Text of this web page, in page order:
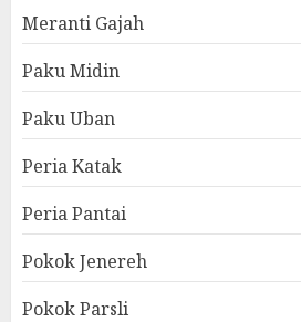
Meranti Gajah
Paku Midin
Paku Uban
Peria Katak
Peria Pantai
Pokok Jenereh
Pokok Parsli